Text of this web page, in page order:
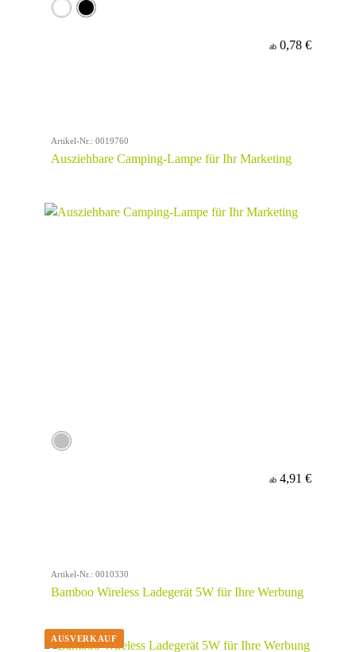
ab 0,78 €
Artikel-Nr.: 0019760
Ausziehbare Camping-Lampe für Ihr Marketing
ab 4,91 €
Artikel-Nr.: 0010330
Bamboo Wireless Ladegerät 5W für Ihre Werbung